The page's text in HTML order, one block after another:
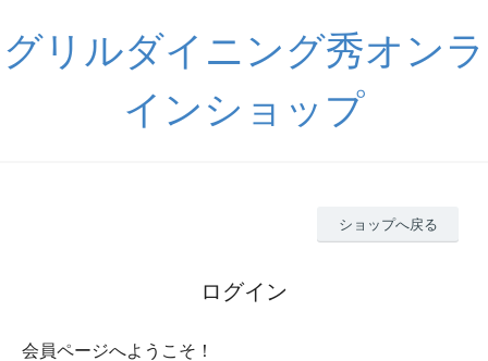
グリルダイニング秀オンラ
インショップ
ショップへ戻る
ログイン
会員ページへようこそ！